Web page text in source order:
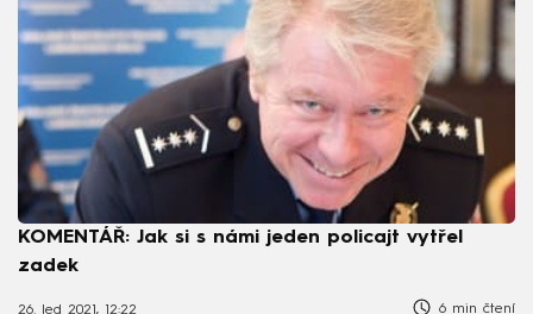
KOMENTÁŘ: Jak si s námi jeden policajt vytřel
zadek
26. led 2021, 12:22 6 min čtení